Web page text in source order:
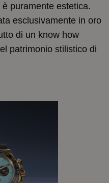
puramente estetica.
esclusivamente in oro
di un know how
patrimonio stilistico di